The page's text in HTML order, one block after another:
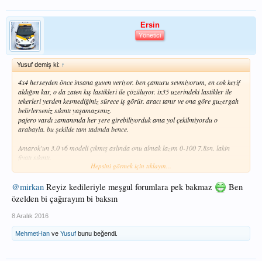
Ersin
Yönetici
Yusuf demiş ki: ↑
4x4 herseyden önce insana guven veriyor. ben çamuru sevmiyorum, en cok keyif
aldığım kar, o da zaten kış lastikleri ile çözüluyor. ix35 uzerindeki lastikler ile
tekerleri yerden kesmediğiniz sürece iş görür. aracı tanır ve ona göre guzergah
belirlerseniz sıkıntı yaşamazsınız.
pajero vardı zamanında her yere girebiliyorduk ama yol çekilmiyordu o
arabayla. bu şekilde tam tadında bence.
Amarok'un 3.0 v6 modeli çıkmış aslında onu almak lazım 0-100 7.8sn. lakin
fiyatı sıkıntı.
Hepsini görmek için tıklayın...
@mirkan Reyiz kedileriyle meşgul forumlara pek bakmaz
Ben
özelden bi çağırayım bi baksın
8 Aralık 2016
MehmetHan ve Yusuf bunu beğendi.